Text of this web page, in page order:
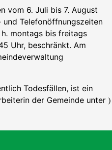
vom 6. Juli bis 7. August
Telefonöffnungszeiten
montags bis freitags
Uhr, beschränkt. Am
Todesfällen, ist ein
der Gemeinde unter )